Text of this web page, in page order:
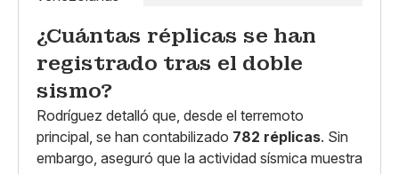
¿Cuántas réplicas se han
registrado tras el doble
sismo?
Rodríguez detalló que, desde el terremoto
principal, se han contabilizado 782 réplicas. Sin
embargo, aseguró que la actividad sísmica muestra